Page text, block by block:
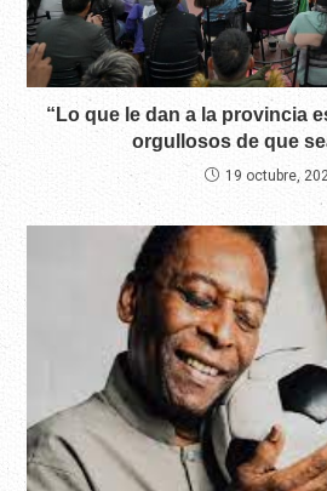
“Lo que le dan a la provincia
orgullosos de que
19 octubre,